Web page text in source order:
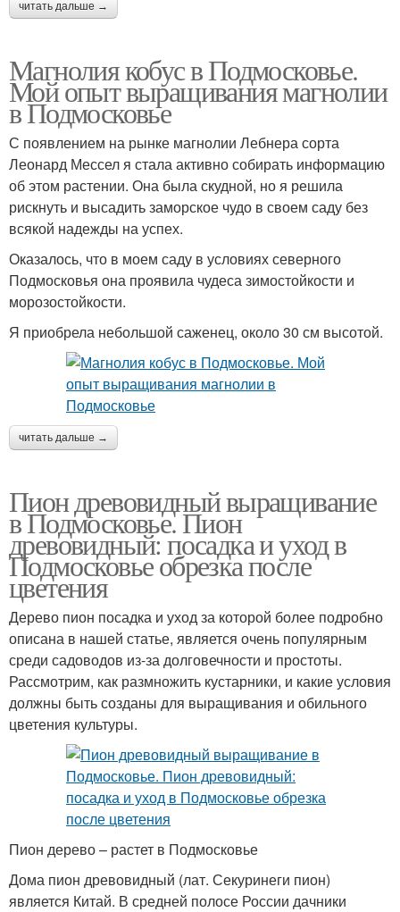
читать дальше →
Магнолия кобус в Подмосковье.
Мой опыт выращивания магнолии
в Подмосковье
С появлением на рынке магнолии Лебнера сорта
Леонард Мессел я стала активно собирать информацию
об этом растении. Она была скудной, но я решила
рискнуть и высадить заморское чудо в своем саду без
всякой надежды на успех.
Оказалось, что в моем саду в условиях северного
Подмосковья она проявила чудеса зимостойкости и
морозостойкости.
Я приобрела небольшой саженец, около 30 см высотой.
читать дальше →
Пион древовидный выращивание
в Подмосковье. Пион
древовидный: посадка и уход в
Подмосковье обрезка после
цветения
Дерево пион посадка и уход за которой более подробно
описана в нашей статье, является очень популярным
среди садоводов из-за долговечности и простоты.
Рассмотрим, как размножить кустарники, и какие условия
должны быть созданы для выращивания и обильного
цветения культуры.
Пион дерево – растет в Подмосковье
Дома пион древовидный (лат. Секуринеги пион)
является Китай. В средней полосе России дачники